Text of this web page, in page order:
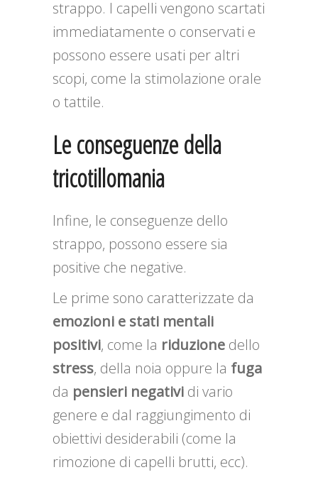
strappo. I capelli vengono scartati
immediatamente o conservati e
possono essere usati per altri
scopi, come la stimolazione orale
o tattile.
Le conseguenze della
tricotillomania
Infine, le conseguenze dello
strappo, possono essere sia
positive che negative.
Le prime sono caratterizzate da
emozioni e stati mentali
positivi, come la riduzione dello
stress, della noia oppure la fuga
da pensieri negativi di vario
genere e dal raggiungimento di
obiettivi desiderabili (come la
rimozione di capelli brutti, ecc).